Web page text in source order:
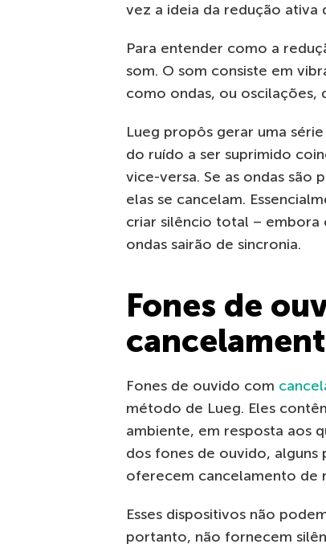
vez a ideia da redução ativa
Para entender como a
som. O som consiste em
como ondas, ou oscilações,
Lueg propôs gerar uma
do ruído a ser suprimido
vice-versa. Se as ondas
elas se cancelam.
criar silêncio total – embora
ondas sairão de sincronia.
Fones de
Fones de ouvido com
método de Lueg. Eles
ambiente, em resposta aos
dos fones de ouvido,
oferecem cancelamento de
Esses dispositivos não
portanto, não fornecem